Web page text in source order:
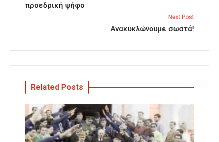
προεδρική ψήφο
Next Post
Ανακυκλώνουμε σωστά!
Related Posts